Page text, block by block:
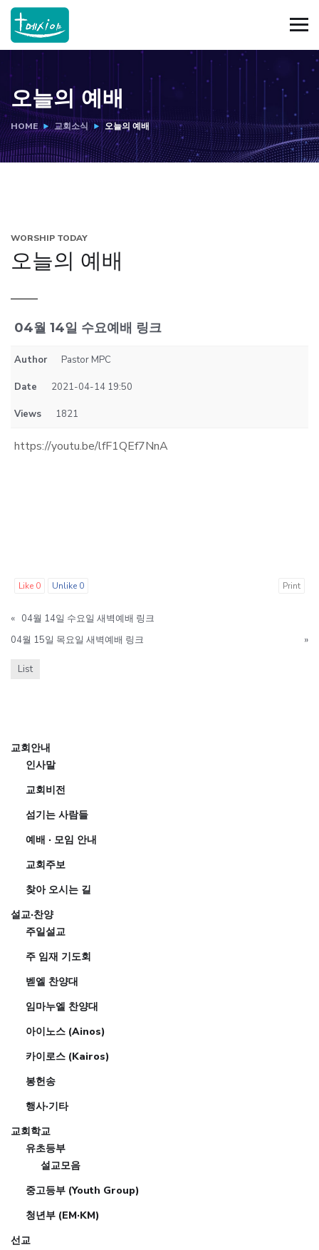
오늘의 예배
HOME 교회소식 오늘의 예배
WORSHIP TODAY
오늘의 예배
04월 14일 수요예배 링크
Author Pastor MPC
Date 2021-04-14 19:50
Views 1821
https://youtu.be/lfF1QEf7NnA
Like 0 Unlike 0 Print
« 04월 14일 수요일 새벽예배 링크
04월 15일 목요일 새벽예배 링크
»
List
교회안내
인사말
교회비전
섬기는 사람들
예배 · 모임 안내
교회주보
찾아 오시는 길
설교·찬양
주일설교
주 임재 기도회
벧엘 찬양대
임마누엘 찬양대
아이노스 (Ainos)
카이로스 (Kairos)
봉헌송
행사·기타
교회학교
유초등부
설교모음
중고등부 (Youth Group)
청년부 (EM·KM)
선교